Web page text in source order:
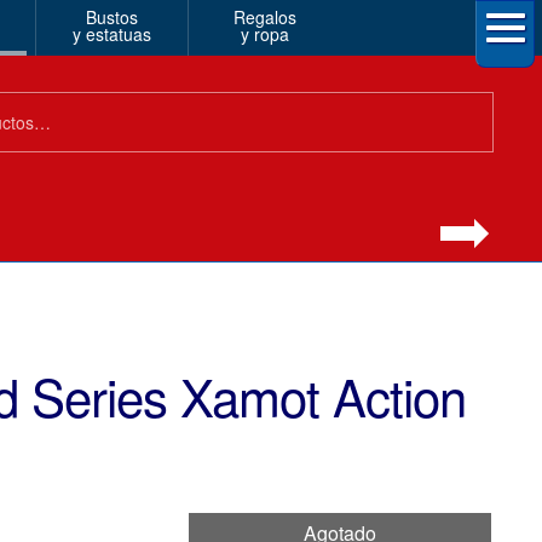
Bustos
y estatuas
Regalos
y ropa
Series Xamot Action
Agotado